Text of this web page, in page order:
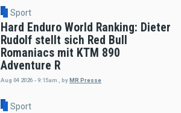
Sport
Hard Enduro World Ranking: Dieter
Rudolf stellt sich Red Bull
Romaniacs mit KTM 890
Adventure R
Aug 04 2026 - 9:15am , by MR Presse
Sport